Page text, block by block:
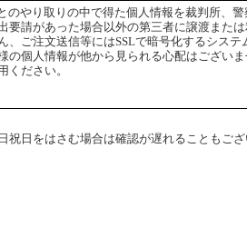
のやり取りの中で得た個人情報を裁判所、
要請があった場合以外の第三者に譲渡また
、ご注文送信等にはSSLで暗号化するシステ
の個人情報が他から見られる心配はござい
ください。
祝日をはさむ場合は確認が遅れることもご